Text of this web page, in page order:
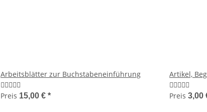
Arbeitsblätter zur Buchstabeneinführung
Preis 15,00 € *
Artikel,
Preis 3,00